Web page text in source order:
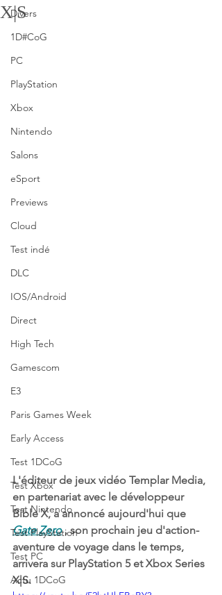
Divers
1D#CoG
PC
PlayStation
Xbox
Nintendo
Salons
eSport
Previews
Cloud
Test indé
DLC
IOS/Android
Direct
High Tech
Gamescom
E3
Paris Games Week
Early Access
Test 1DCoG
Test Xbox
Test Nintendo
Test PlayStation
Test PC
Actu 1DCoG
X|S
L'éditeur de jeux vidéo Templar Media,
en partenariat avec le développeur
Bible X, a annoncé aujourd'hui que
Gate Zero , son prochain jeu d'action-
aventure de voyage dans le temps,
arrivera sur PlayStation 5 et Xbox Series
X|S.